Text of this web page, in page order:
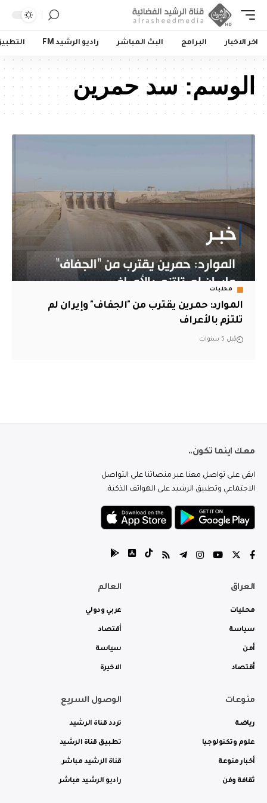
اخر الاخبار البرامج البث المباشر راديو الرشيد FM
الوسم: سد حمرين
محليات
الموارد: حمرين يقترب من "الجفاف" وإيران لم
تلتزم بالأعراف
قبل 5 سنوات
معك اينما تكون..
ابقى على تواصل معنا عبر منصاتنا على التواصل
الاجتماعي وتطبيق الرشيد على الهواتف الذكية.
العراق
محليات
سياسة
أمن
أقتصاد
العالم
عربي ودولي
أقتصاد
سياسة
الاخيرة
منوعات
رياضة
علوم وتكنولوجيا
أخبار منوعة
ثقافة وفن
الوصول السريع
تردد قناة الرشيد
تطبيق قناة الرشيد
قناة الرشيد مباشر
راديو الرشيد مباشر